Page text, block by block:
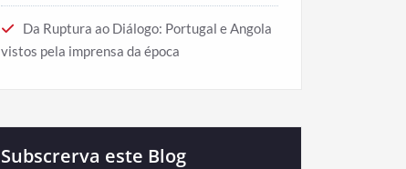
Da Ruptura ao Diálogo: Portugal e Angola
vistos pela imprensa da época
Subscrerva este Blog